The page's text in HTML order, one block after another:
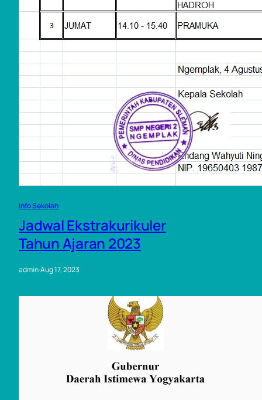
Info Sekolah
Jadwal Ekstrakurikuler
Tahun Ajaran 2023
admin·Aug 17, 2023